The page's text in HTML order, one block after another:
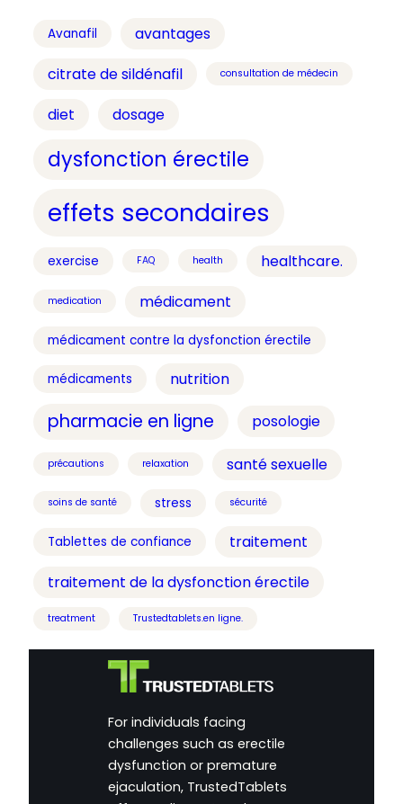
Avanafil
avantages
citrate de sildénafil
consultation de médecin
diet dosage
dysfonction érectile
effets secondaires
exercise FAQ health healthcare.
medication médicament
médicament contre la dysfonction érectile
médicaments nutrition
pharmacie en ligne posologie
précautions relaxation santé sexuelle
soins de santé stress sécurité
Tablettes de confiance
traitement
traitement de la dysfonction érectile
treatment Trustedtablets.en ligne.
For individuals facing
challenges such as erectile
dysfunction or premature
ejaculation, TrustedTablets